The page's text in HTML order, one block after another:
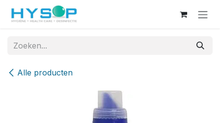
Overslaan naar inhoud
Alle producten